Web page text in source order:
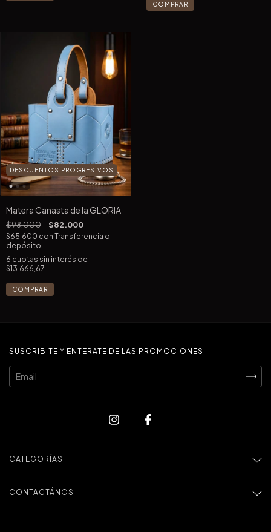
COMPRAR
DESCUENTOS PROGRESIVOS
Matera Canasta de la GLORIA
$98.000 $82.000
$65.600 con Transferencia o
depósito
6 cuotas sin interés de
$13.666,67
SUSCRIBITE Y ENTERATE DE LAS PROMOCIONES!
CATEGORÍAS
CONTACTÁNOS